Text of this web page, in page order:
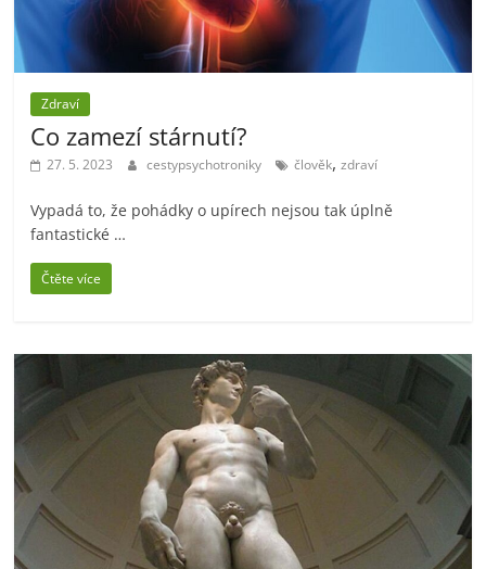
Zdraví
Co zamezí stárnutí?
27. 5. 2023 cestypsychotroniky člověk,zdraví
Vypadá to, že pohádky o upírech nejsou tak úplně
fantastické …
Čtěte více